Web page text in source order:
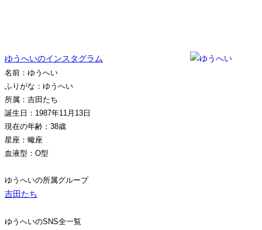
ゆうへいのインスタグラム
名前：ゆうへい
ふりがな：ゆうへい
所属：吉田たち
誕生日：1987年11月13日
現在の年齢：38歳
星座：蠍座
血液型：O型
ゆうへいの所属グループ
吉田たち
ゆうへいのSNS全一覧